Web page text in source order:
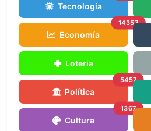
Tecnología
Economía
14357
Loteria
Política
5457
Cultura
1367